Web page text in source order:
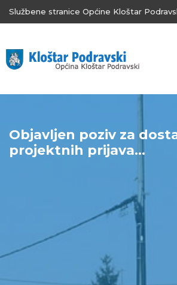
Službene stranice Općine Kloštar
Objavljen poziv za
projektnih prijava...